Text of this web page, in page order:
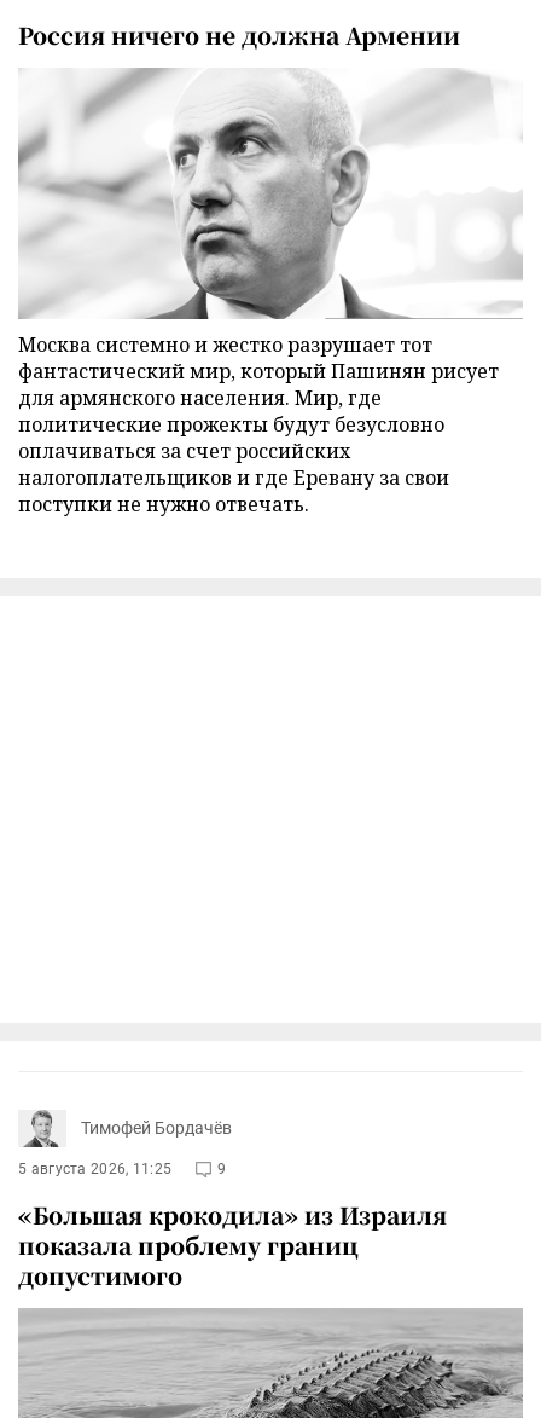
Россия ничего не должна Армении
Москва системно и жестко разрушает тот
фантастический мир, который Пашинян рисует
для армянского населения. Мир, где
политические прожекты будут безусловно
оплачиваться за счет российских
налогоплательщиков и где Еревану за свои
поступки не нужно отвечать.
Тимофей Бордачёв
5 августа 2026, 11:25 9
«Большая крокодила» из Израиля
показала проблему границ
допустимого